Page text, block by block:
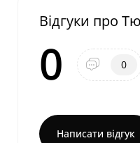
Відгуки про
0 0
Написати відгук